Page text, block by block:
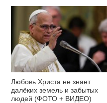
Любовь Христа не знает
далёких земель и забытых
людей (ФОТО + ВИДЕО)